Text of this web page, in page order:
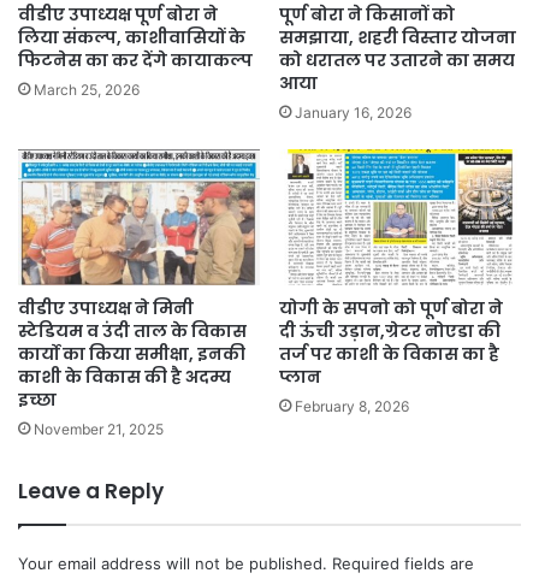
वीडीए उपाध्यक्ष पूर्ण बोरा ने
लिया संकल्प, काशीवासियों के
फिटनेस का कर देंगे कायाकल्प
March 25, 2026
पूर्ण बोरा ने किसानों को
समझाया, शहरी विस्तार योजना
को धरातल पर उतारने का समय
आया
January 16, 2026
वीडीए उपाध्यक्ष ने मिनी
स्टेडियम व उंदी ताल के विकास
कार्यो का किया समीक्षा, इनकी
काशी के विकास की है अदम्य
इच्छा
November 21, 2025
योगी के सपनो को पूर्ण बोरा ने
दी ऊंची उड़ान,ग्रेटर नोएडा की
तर्ज पर काशी के विकास का है
प्लान
February 8, 2026
Leave a Reply
Your email address will not be published. Required fields are